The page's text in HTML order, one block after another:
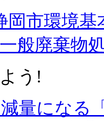
岡市環境基
般廃棄物
う!
量になる